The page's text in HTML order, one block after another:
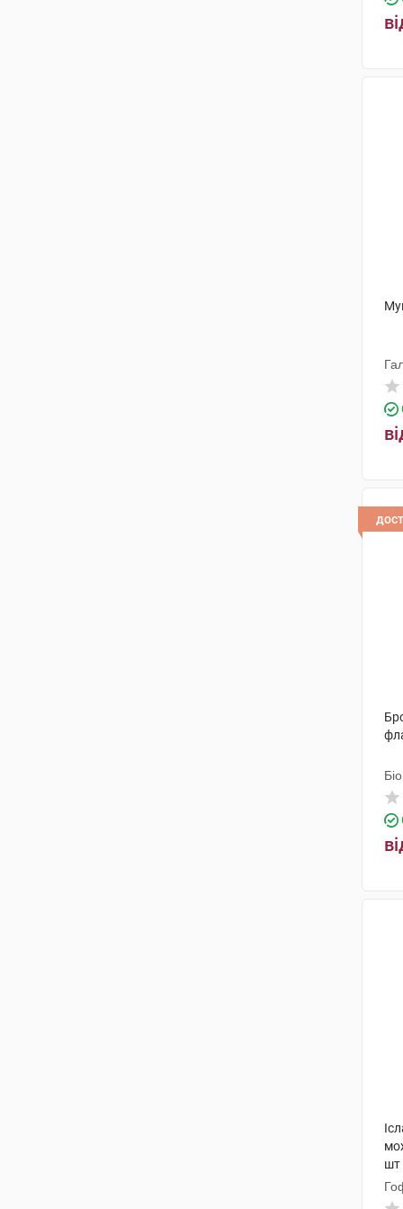
шт